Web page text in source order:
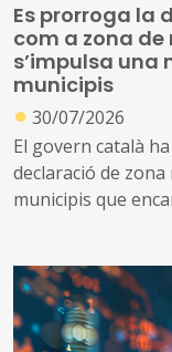
Es prorroga la
com a zona
s’impulsa una
municipis
● 30/07/2026
El govern català
declaració de
municipis que
A més, impulsa
municipis que no
que s’ha